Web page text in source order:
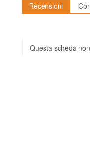
Recensioni
Questa scheda